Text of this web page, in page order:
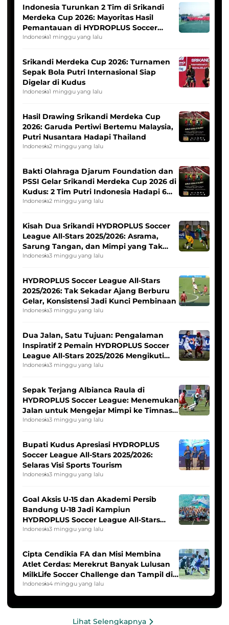
Indonesia Turunkan 2 Tim di Srikandi
Merdeka Cup 2026: Mayoritas Hasil
Pemantauan di HYDROPLUS Soccer
League
Indonesia1 minggu yang lalu
Srikandi Merdeka Cup 2026: Turnamen
Sepak Bola Putri Internasional Siap
Digelar di Kudus
Indonesia1 minggu yang lalu
Hasil Drawing Srikandi Merdeka Cup
2026: Garuda Pertiwi Bertemu Malaysia,
Putri Nusantara Hadapi Thailand
Indonesia2 minggu yang lalu
Bakti Olahraga Djarum Foundation dan
PSSI Gelar Srikandi Merdeka Cup 2026 di
Kudus: 2 Tim Putri Indonesia Hadapi 6
Tim Asia
Indonesia2 minggu yang lalu
Kisah Dua Srikandi HYDROPLUS Soccer
League All-Stars 2025/2026: Asrama,
Sarung Tangan, dan Mimpi yang Tak
Pernah Padam
Indonesia3 minggu yang lalu
HYDROPLUS Soccer League All-Stars
2025/2026: Tak Sekadar Ajang Berburu
Gelar, Konsistensi Jadi Kunci Pembinaan
Indonesia3 minggu yang lalu
Dua Jalan, Satu Tujuan: Pengalaman
Inspiratif 2 Pemain HYDROPLUS Soccer
League All-Stars 2025/2026 Mengikuti
Seleksi Timnas Indonesia Putri
Indonesia3 minggu yang lalu
Sepak Terjang Albianca Raula di
HYDROPLUS Soccer League: Menemukan
Jalan untuk Mengejar Mimpi ke Timnas
Indonesia Putri
Indonesia3 minggu yang lalu
Bupati Kudus Apresiasi HYDROPLUS
Soccer League All-Stars 2025/2026:
Selaras Visi Sports Tourism
Indonesia3 minggu yang lalu
Goal Aksis U-15 dan Akademi Persib
Bandung U-18 Jadi Kampiun
HYDROPLUS Soccer League All-Stars
2025/2026
Indonesia3 minggu yang lalu
Cipta Cendikia FA dan Misi Membina
Atlet Cerdas: Merekrut Banyak Lulusan
MilkLife Soccer Challenge dan Tampil di
HYDROPLUS Soccer League
Indonesia4 minggu yang lalu
Lihat Selengkapnya